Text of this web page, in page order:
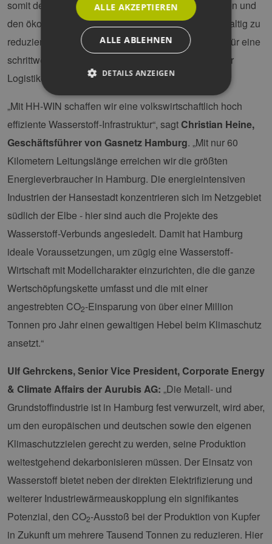
somit den Wirtschaftsstandort Deutschland zu stärken und
den ökologischen Fußabdruck in der Logistik nachhaltig zu
reduzieren. Das Vorhaben soll auch als Blaupause für eine
schrittweise Dekarbonisierung weiterer europäischer
Logistikcluster dienen.“
„Mit HH-WIN schaffen wir eine volkswirtschaftlich hoch
effiziente Wasserstoff-Infrastruktur“, sagt Christian Heine,
Geschäftsführer von Gasnetz Hamburg. „Mit nur 60
Kilometern Leitungslänge erreichen wir die größten
Energieverbraucher in Hamburg. Die energieintensiven
Industrien der Hansestadt konzentrieren sich im Netzgebiet
südlich der Elbe - hier sind auch die Projekte des
Wasserstoff-Verbunds angesiedelt. Damit hat Hamburg
ideale Voraussetzungen, um zügig eine Wasserstoff-
Wirtschaft mit Modellcharakter einzurichten, die die ganze
Wertschöpfungskette umfasst und die mit einer
angestrebten CO2-Einsparung von über einer Million
Tonnen pro Jahr einen gewaltigen Hebel beim Klimaschutz
ansetzt.“
Ulf Gehrckens, Senior Vice President, Corporate Energy
& Climate Affairs der Aurubis AG: „Die Metall- und
Grundstoffindustrie ist in Hamburg fest verwurzelt, wird aber,
um den europäischen und deutschen sowie den eigenen
Klimaschutzzielen gerecht zu werden, seine Produktion
weitestgehend dekarbonisieren müssen. Der Einsatz von
Wasserstoff bietet neben der direkten Elektrifizierung und
weiterer Industriewärmeauskopplung ein signifikantes
Potenzial, den CO2-Ausstoß bei der Produktion von Kupfer
in Zukunft um mehrere Tausend Tonnen zu reduzieren. Hier
ALLE AKZEPTIEREN
ALLE ABLEHNEN
DETAILS ANZEIGEN
Unbedingt erforderlich
Performance
Targeting
Funktionalität
Unbedingt erforderliche Cookies ermöglichen
wesentliche Kernfunktionen der Website wie die
Benutzeranmeldung und die Kontoverwaltung.
kann die Website nicht ordnungsgemäß
Name
Domäne
Ablaufdatum
PHPSESSID
PHP.net
energien-
Sitzung
csrf_https-
www.erneuerbare-
hamburg.de
Sitzung
www.erneuerbare-
hamburg.de
Wochen
Google Privacy Policy